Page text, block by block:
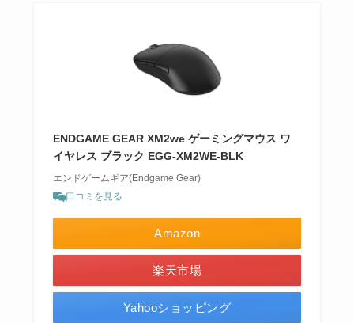
ENDGAME GEAR XM2we ゲーミングマウス ワ
イヤレス ブラック EGG-XM2WE-BLK
エンドゲームギア(Endgame Gear)
口コミを見る
Amazon
楽天市場
Yahooショッピング